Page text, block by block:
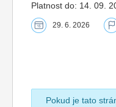
Platnost do: 14. 09.
29. 6. 2026
Pokud je tato